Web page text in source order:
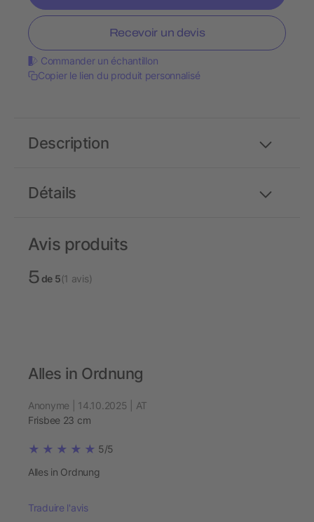
Recevoir un devis
Commander un échantillon
Copier le lien du produit personnalisé
Détails
Description
Avis produits
5de 5(1 avis)
Alles in Ordnung
Anonyme | 14.10.2025 | AT
Frisbee 23 cm
5/5
Alles in Ordnung
Traduire l'avis